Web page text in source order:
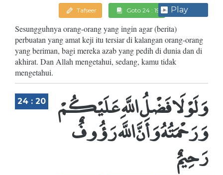
Tafseer Goto 24 : 19 Play
Sesungguhnya orang-orang yang ingin agar (berita)
perbuatan yang amat keji itu tersiar di kalangan orang-orang
yang beriman, bagi mereka azab yang pedih di dunia dan di
akhirat. Dan Allah mengetahui, sedang, kamu tidak
mengetahui.
24 : 20 وَلَوْلَا فَضْلُ اللَّهِ عَلَيْكُمْ
وَرَحْمَتُهُ وَأَنَّ اللَّه رَؤُوفٌ
رَحِيمٌ